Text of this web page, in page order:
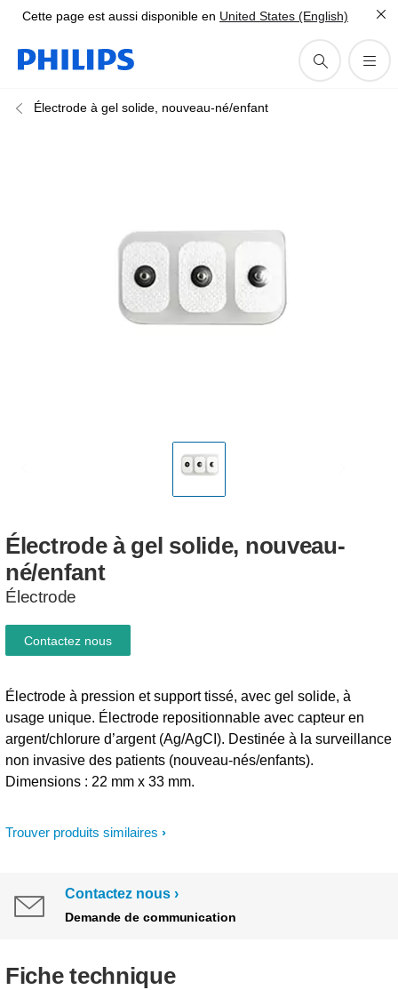
Cette page est aussi disponible en United States (English)
Électrode à gel solide, nouveau-né/enfant
Électrode à gel solide, nouveau-
né/enfant
Électrode
Trouver produits similaires
Électrode à pression et support tissé, avec gel solide, à
usage unique. Électrode repositionnable avec capteur en
argent/chlorure d’argent (Ag/AgCI). Destinée à la surveillance
non invasive des patients (nouveau-nés/enfants).
Dimensions : 22 mm x 33 mm.
Contactez nous
Contactez nous
Demande de communication
Fiche technique